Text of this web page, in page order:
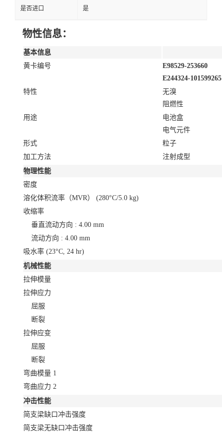
是否进口 是
物性信息：
基本信息
黄卡编号
E98529-253660
E244324-101599265
特性
无溴
阻燃性
用途
电池盒
电气元件
形式
粒子
加工方法
注射成型
物理性能
密度
溶化体积流率（MVR） (280°C/5.0 kg)
收缩率
垂直流动方向 : 4.00 mm
流动方向 : 4.00 mm
吸水率 (23°C, 24 hr)
机械性能
拉伸模量
拉伸应力
屈服
断裂
拉伸应变
屈服
断裂
弯曲模量 1
弯曲应力 2
冲击性能
简支梁缺口冲击强度
简支梁无缺口冲击强度